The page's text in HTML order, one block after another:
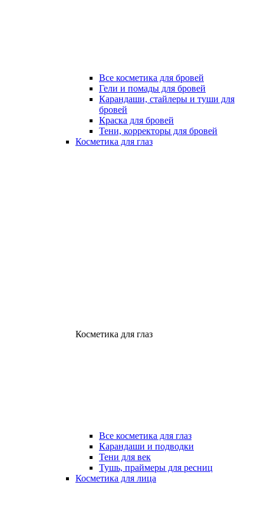
Все косметика для бровей
Гели и помады для бровей
Карандаши, стайлеры и туши для
бровей
Краска для бровей
Тени, корректоры для бровей
Косметика для глаз
Косметика для глаз
Все косметика для глаз
Карандаши и подводки
Тени для век
Тушь, праймеры для ресниц
Косметика для лица